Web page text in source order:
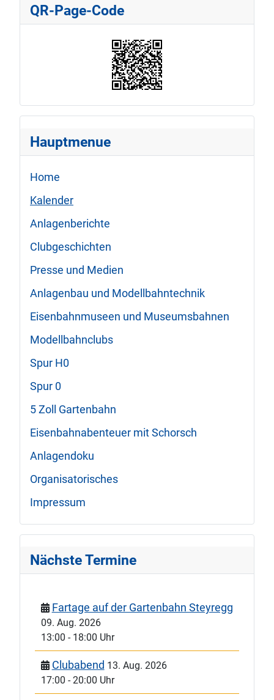
QR-Page-Code
Hauptmenue
Home
Kalender
Anlagenberichte
Clubgeschichten
Presse und Medien
Anlagenbau und Modellbahntechnik
Eisenbahnmuseen und Museumsbahnen
Modellbahnclubs
Spur H0
Spur 0
5 Zoll Gartenbahn
Eisenbahnabenteuer mit Schorsch
Anlagendoku
Organisatorisches
Impressum
Nächste Termine
Fartage auf der Gartenbahn Steyregg
09. Aug. 2026
13:00 - 18:00 Uhr
Clubabend 13. Aug. 2026
17:00 -20:00 Uhr